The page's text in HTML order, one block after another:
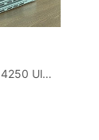
Dell Pro 14 Plus PB14250 Ultra 7-255U SSD512GB RAM16GB DDR5 Win 11Pro คีย์ไฟ สินค้ามือสอง สำหรับงานคำนวน งานประสิทธิภาพสูง งานสำนักงาน ประกั